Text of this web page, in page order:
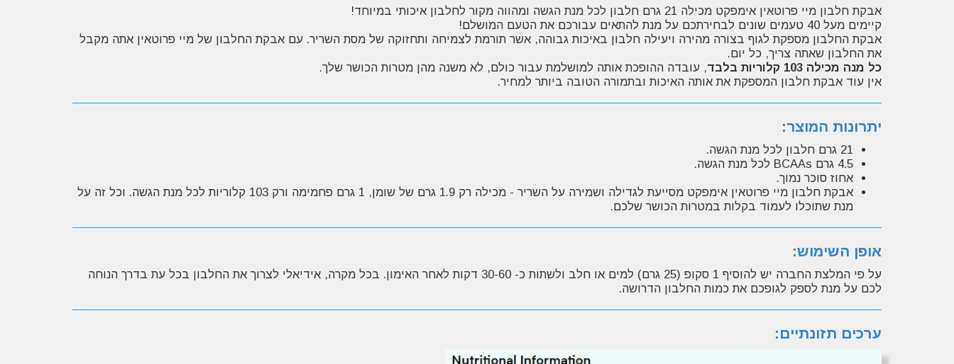
אבקת חלבון מיי פרוטאין אימפקט מכילה 21 גרם חלבון לכל מנת הגשה ומהווה מקור לחלבון איכותי במיוחד!
קיימים מעל 40 טעמים שונים לבחירתכם על מנת להתאים עבורכם את הטעם המושלם!
אבקת החלבון מספקת לגוף בצורה מהירה ויעילה חלבון באיכות גבוהה, אשר תורמת לצמיחה ותחזוקה של מסת השריר. עם אבקת החלבון של מיי פרוטאין אתה מקבל
את החלבון שאתה צריך, כל יום.
כל מנה מכילה 103 קלוריות בלבד
, עובדה ההופכת אותה למושלמת עבור כולם, לא משנה מהן מטרות הכושר שלך.
אין עוד אבקת חלבון המספקת את אותה האיכות ובתמורה הטובה ביותר למחיר.
יתרונות המוצר:
21 גרם חלבון לכל מנת הגשה.
4.5 גרם BCAAs לכל מנת הגשה.
אחוז סוכר נמוך.
אבקת חלבון מיי פרוטאין אימפקט מסייעת לגדילה ושמירה על השריר - מכילה רק 1.9 גרם של שומן, 1 גרם פחמימה ורק 103 קלוריות לכל מנת הגשה. וכל זה על
מנת שתוכלו לעמוד בקלות במטרות הכושר שלכם.
אופן השימוש:
על פי המלצת החברה יש להוסיף 1 סקופ (25 גרם) למים או חלב ולשתות כ- 30-60 דקות לאחר האימון. בכל מקרה, אידיאלי לצרוך את החלבון בכל עת בדרך הנוחה
לכם על מנת לספק לגופכם את כמות החלבון הדרושה.
ערכים תזונתיים: